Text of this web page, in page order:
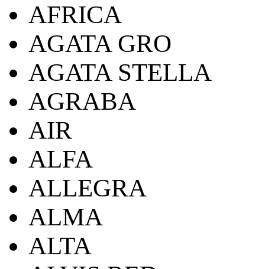
AFRICA
AGATA GRO
AGATA STELLA
AGRABA
AIR
ALFA
ALLEGRA
ALMA
ALTA